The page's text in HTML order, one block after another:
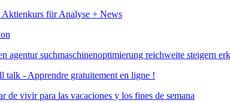
talk - Apprendre gratuitement en ligne !